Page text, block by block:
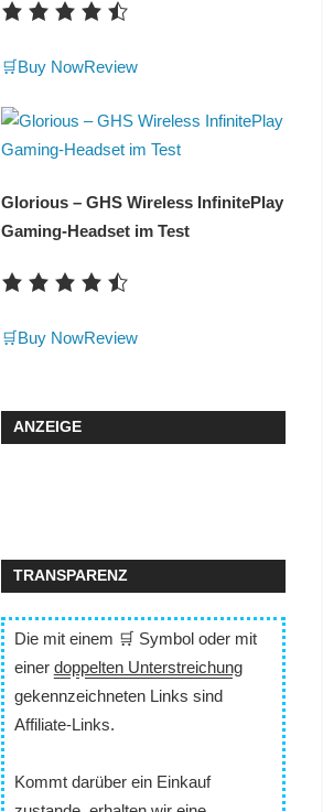
🛒Buy NowReview
Glorious – GHS Wireless InfinitePlay
Gaming-Headset im Test
🛒Buy NowReview
ANZEIGE
TRANSPARENZ
Die mit einem 🛒 Symbol oder mit
einer doppelten Unterstreichung
gekennzeichneten Links sind
Affiliate-Links.
Kommt darüber ein Einkauf